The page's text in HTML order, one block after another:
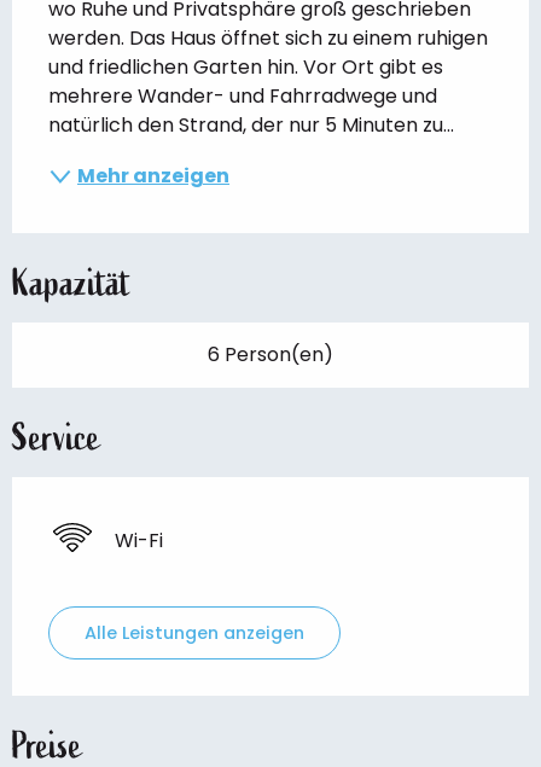
wo Ruhe und Privatsphäre groß geschrieben
werden. Das Haus öffnet sich zu einem ruhigen
und friedlichen Garten hin. Vor Ort gibt es
mehrere Wander- und Fahrradwege und
natürlich den Strand, der nur 5 Minuten zu...
Mehr anzeigen
Kapazität
6 Person(en)
Service
Wi-Fi
Alle Leistungen anzeigen
Preise